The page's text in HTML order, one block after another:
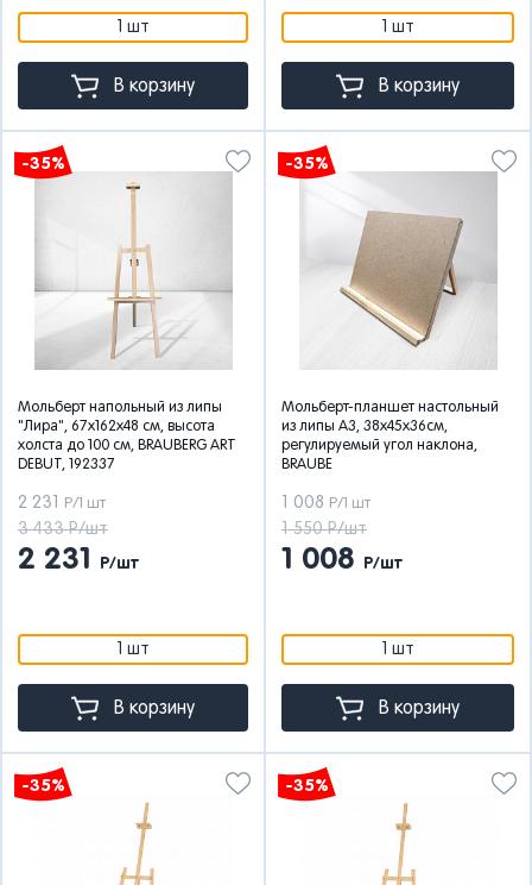
1 шт
В корзину
1 шт
В корзину
-35%
Мольберт напольный из липы
"Лира", 67х162х48 см, высота
холста до 100 см, BRAUBERG ART
DEBUT, 192337
2 231 Р/1 шт
3 433 Р/шт
2 231 Р/шт
1 шт
В корзину
-35%
Мольберт-планшет настольный
из липы А3, 38х45х36см,
регулируемый угол наклона,
BRAUBE
1 008 Р/1 шт
1 550 Р/шт
1 008 Р/шт
1 шт
В корзину
-35% -35%